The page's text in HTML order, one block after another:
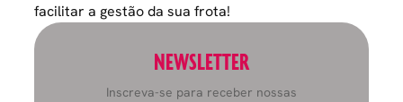
facilitar a gestão da sua frota!
NEWSLETTER
Inscreva-se para receber nossas